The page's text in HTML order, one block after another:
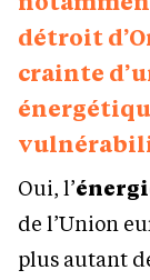
détroit
crainte
Oui, l’
de l’Union
plus autant